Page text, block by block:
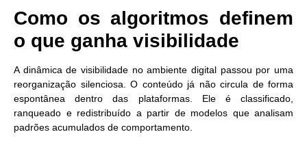
Como os algoritmos definem
o que ganha visibilidade
A dinâmica de visibilidade no ambiente digital passou por uma
reorganização silenciosa. O conteúdo já não circula de forma
espontânea dentro das plataformas. Ele é classificado,
ranqueado e redistribuído a partir de modelos que analisam
padrões acumulados de comportamento.